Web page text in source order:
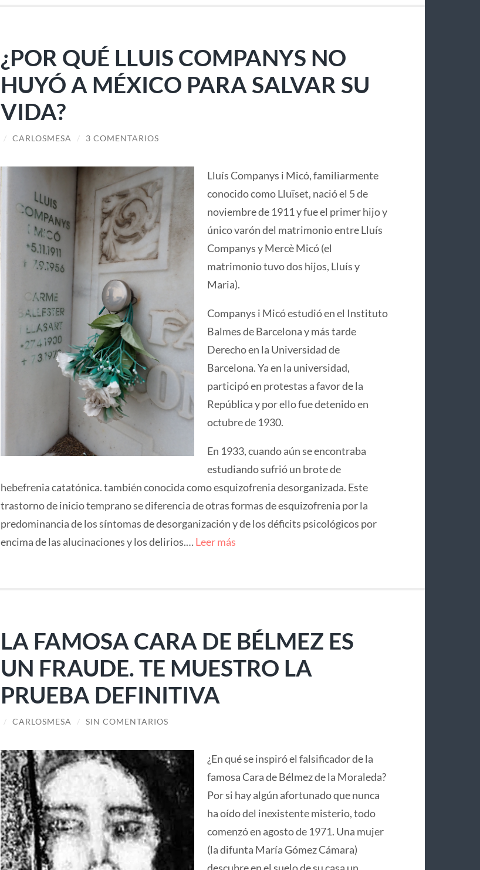
¿POR QUÉ LLUIS COMPANYS NO
HUYÓ A MÉXICO PARA SALVAR SU
VIDA?
/ CARLOSMESA / 3 COMENTARIOS
Lluís Companys i Micó, familiarmente
conocido como Lluïset, nació el 5 de
noviembre de 1911 y fue el primer hijo y
único varón del matrimonio entre Lluís
Companys y Mercè Micó (el
matrimonio tuvo dos hijos, Lluís y
Maria).
Companys i Micó estudió en el Instituto
Balmes de Barcelona y más tarde
Derecho en la Universidad de
Barcelona. Ya en la universidad,
participó en protestas a favor de la
República y por ello fue detenido en
octubre de 1930.
En 1933, cuando aún se encontraba
estudiando sufrió un brote de
hebefrenia catatónica. también conocida como esquizofrenia desorganizada. Este
trastorno de inicio temprano se diferencia de otras formas de esquizofrenia por la
predominancia de los síntomas de desorganización y de los déficits psicológicos por
encima de las alucinaciones y los delirios.…Leer más
LA FAMOSA CARA DE BÉLMEZ ES
UN FRAUDE. TE MUESTRO LA
PRUEBA DEFINITIVA
/ CARLOSMESA / SIN COMENTARIOS
¿En qué se inspiró el falsificador de la
famosa Cara de Bélmez de la Moraleda?
Por si hay algún afortunado que nunca
ha oído del inexistente misterio, todo
comenzó en agosto de 1971. Una mujer
(la difunta María Gómez Cámara)